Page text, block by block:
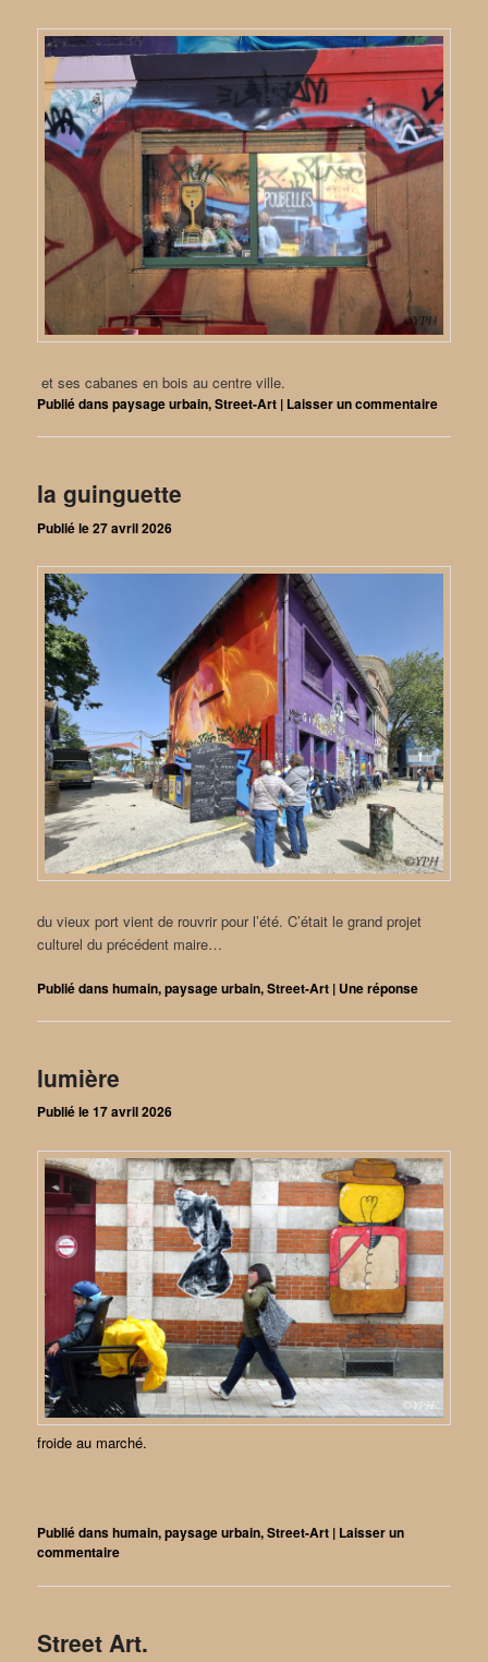
et ses cabanes en bois au centre ville.
Publié danspaysage urbain,Street-Art | Laisser un commentaire
la guinguette
Publié le27 avril 2026
du vieux port vient de rouvrir pour l’été. C’était le grand projet
culturel du précédent maire…
Publié danshumain,paysage urbain,Street-Art | Uneréponse
lumière
Publié le17 avril 2026
froide au marché.
Publié danshumain,paysage urbain,Street-Art | Laisser un
commentaire
Street Art.